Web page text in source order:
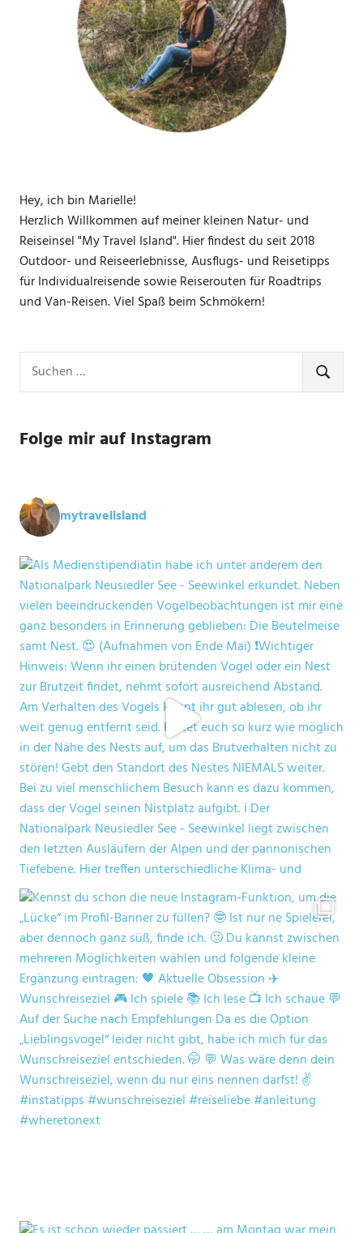
Hey, ich bin Marielle!
Herzlich Willkommen auf meiner kleinen Natur- und
Reiseinsel "My Travel Island". Hier findest du seit 2018
Outdoor- und Reiseerlebnisse, Ausflugs- und Reisetipps
für Individualreisende sowie Reiserouten für Roadtrips
und Van-Reisen. Viel Spaß beim Schmökern!
nach:
SUCHEN
Folge mir auf Instagram
mytravelisland